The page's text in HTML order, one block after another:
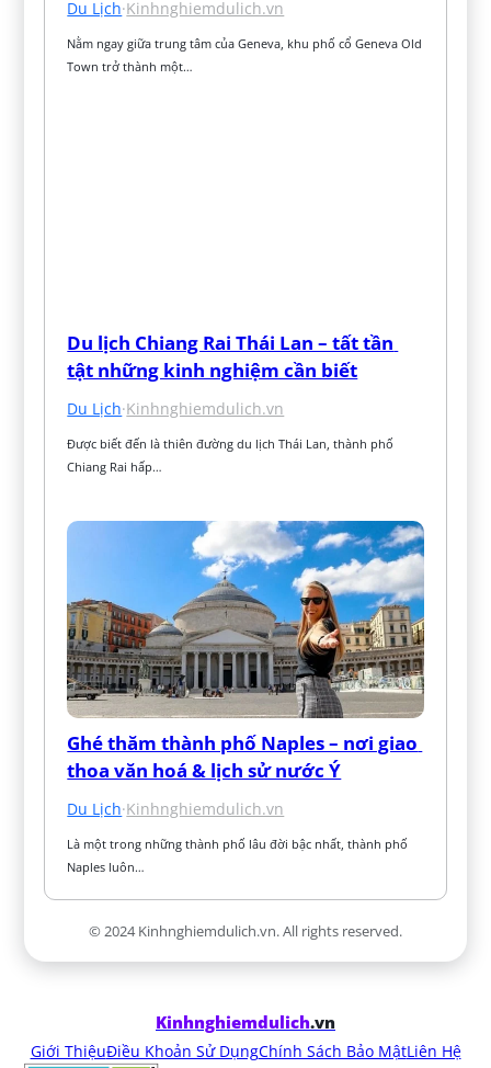
Du Lịch·Kinhnghiemdulich.vn
Nằm ngay giữa trung tâm của Geneva, khu phố cổ Geneva Old
Town trở thành một…
Du lịch Chiang Rai Thái Lan – tất tần
tật những kinh nghiệm cần biết
Du Lịch·Kinhnghiemdulich.vn
Được biết đến là thiên đường du lịch Thái Lan, thành phố
Chiang Rai hấp…
Ghé thăm thành phố Naples – nơi giao
thoa văn hoá & lịch sử nước Ý
Du Lịch·Kinhnghiemdulich.vn
Là một trong những thành phố lâu đời bậc nhất, thành phố
Naples luôn…
© 2024 Kinhnghiemdulich.vn. All rights reserved.
Kinhnghiemdulich.vn
Giới ThiệuĐiều Khoản Sử DụngChính Sách Bảo MậtLiên Hệ